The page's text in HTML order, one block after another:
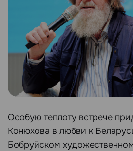
Особую теплоту встрече
Конюхова в любви к
Бобруйском